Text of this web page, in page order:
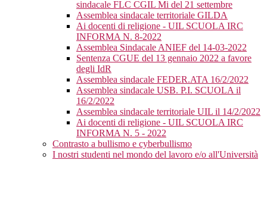
sindacale FLC CGIL Mi del 21 settembre
Assemblea sindacale territoriale GILDA
Ai docenti di religione - UIL SCUOLA IRC
INFORMA N. 8-2022
Assemblea Sindacale ANIEF del 14-03-2022
Sentenza CGUE del 13 gennaio 2022 a favore
degli IdR
Assemblea sindacale FEDER.ATA 16/2/2022
Assemblea sindacale USB. P.I. SCUOLA il
16/2/2022
Assemblea sindacale territoriale UIL il 14/2/2022
Ai docenti di religione - UIL SCUOLA IRC
INFORMA N. 5 - 2022
Contrasto a bullismo e cyberbullismo
I nostri studenti nel mondo del lavoro e/o all'Università